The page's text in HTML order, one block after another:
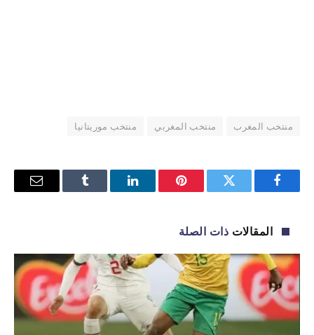
منتخب المغرب منتخب المغربي منتخب موريتانيا
فيسبوك تويتر بينتيريستلينكدإن Tumblr
البريد
المقالات ذات الصلة